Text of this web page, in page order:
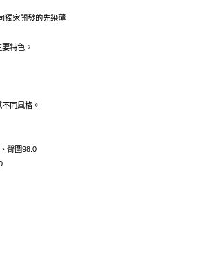
獨家開發的先染薄
特色。
同風格。
臀圍98.0